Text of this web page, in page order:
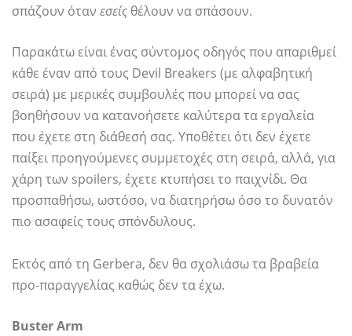
σπάζουν όταν εσείς θέλουν να σπάσουν.
Παρακάτω είναι ένας σύντομος οδηγός που απαριθμεί
κάθε έναν από τους Devil Breakers (με αλφαβητική
σειρά) με μερικές συμβουλές που μπορεί να σας
βοηθήσουν να κατανοήσετε καλύτερα τα εργαλεία
που έχετε στη διάθεσή σας. Υποθέτει ότι δεν έχετε
παίξει προηγούμενες συμμετοχές στη σειρά, αλλά, για
χάρη των spoilers, έχετε κτυπήσει το παιχνίδι. Θα
προσπαθήσω, ωστόσο, να διατηρήσω όσο το δυνατόν
πιο ασαφείς τους σπόνδυλους.
Εκτός από τη Gerbera, δεν θα σχολιάσω τα βραβεία
προ-παραγγελίας καθώς δεν τα έχω.
Buster Arm